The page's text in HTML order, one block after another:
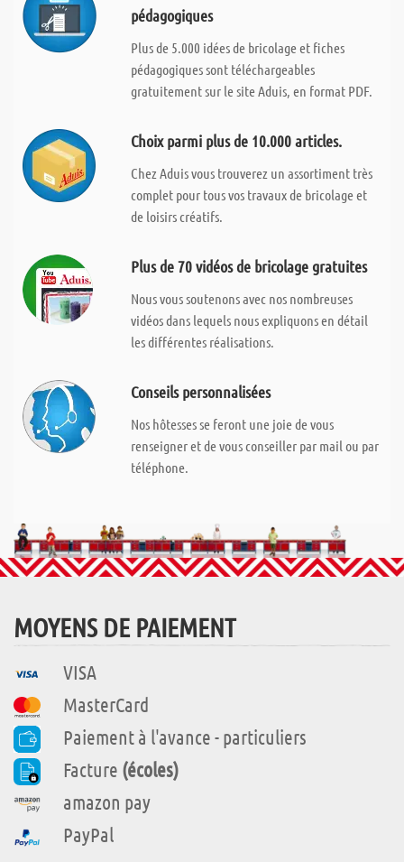
pédagogiques
Plus de 5.000 idées de bricolage et fiches
pédagogiques sont téléchargeables
gratuitement sur le site Aduis, en format PDF.
Choix parmi plus de 10.000 articles.
Chez Aduis vous trouverez un assortiment très
complet pour tous vos travaux de bricolage et
de loisirs créatifs.
Plus de 70 vidéos de bricolage gratuites
Nous vous soutenons avec nos nombreuses
vidéos dans lequels nous expliquons en détail
les différentes réalisations.
Conseils personnalisées
Nos hôtesses se feront une joie de vous
renseigner et de vous conseiller par mail ou par
téléphone.
MOYENS DE PAIEMENT
VISA
MasterCard
Paiement à l'avance - particuliers
Facture (écoles)
amazon pay
PayPal